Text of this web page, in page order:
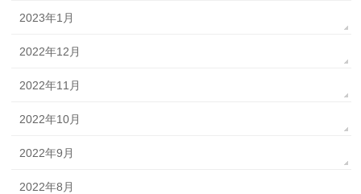
2023年1月
2022年12月
2022年11月
2022年10月
2022年9月
2022年8月